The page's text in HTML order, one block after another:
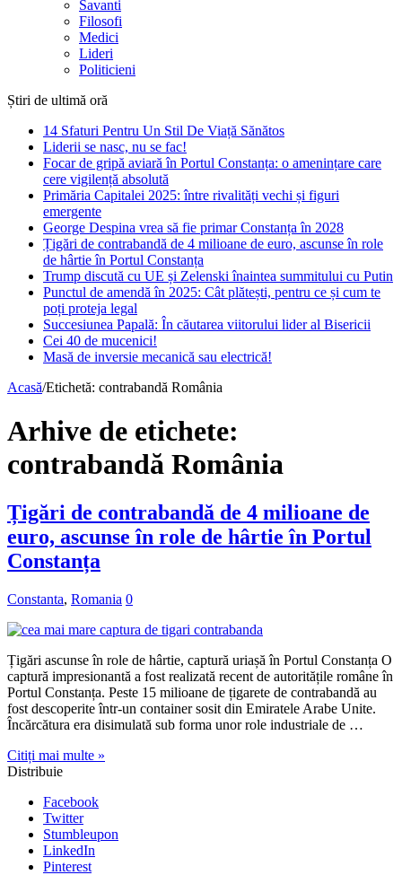
Savanti
Filosofi
Medici
Lideri
Politicieni
Știri de ultimă oră
14 Sfaturi Pentru Un Stil De Viață Sănătos
Liderii se nasc, nu se fac!
Focar de gripă aviară în Portul Constanța: o amenințare care
cere vigilență absolută
Primăria Capitalei 2025: între rivalități vechi și figuri
emergente
George Despina vrea să fie primar Constanța în 2028
Țigări de contrabandă de 4 milioane de euro, ascunse în role
de hârtie în Portul Constanța
Trump discută cu UE și Zelenski înaintea summitului cu Putin
Punctul de amendă în 2025: Cât plătești, pentru ce și cum te
poți proteja legal
Succesiunea Papală: În căutarea viitorului lider al Bisericii
Cei 40 de mucenici!
Masă de inversie mecanică sau electrică!
Acasă/Etichetă: contrabandă România
Arhive de etichete:
contrabandă România
Țigări de contrabandă de 4 milioane de
euro, ascunse în role de hârtie în Portul
Constanța
Constanta, Romania 0
Țigări ascunse în role de hârtie, captură uriașă în Portul Constanța O
captură impresionantă a fost realizată recent de autoritățile române în
Portul Constanța. Peste 15 milioane de țigarete de contrabandă au
fost descoperite într-un container sosit din Emiratele Arabe Unite.
Încărcătura era disimulată sub forma unor role industriale de …
Citiți mai multe »
Distribuie
Facebook
Twitter
Stumbleupon
LinkedIn
Pinterest